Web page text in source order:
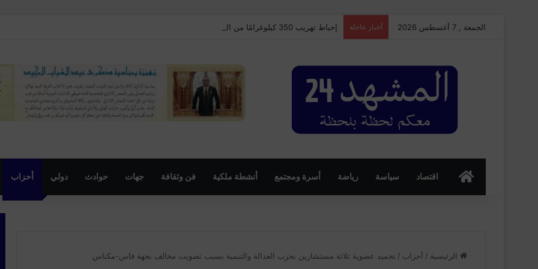
الجمعة , 7 أغسطس 2026 أخبار عاجلة إحباط تهريب 350 كيلوغرامًا من الشيرا بميناء طنجة المتوسط وتوقيف سائق شاحنة للنقل الدولي
الرئسيةاقتصاد سياسة رياضة أسرة ومجتمع أنشطة ملكية فن وثقافة جهات حوادث دولي أحزاب
الرئيسية / أحزاب / تجميد عضوية ثلاثة مستشارين بحزب العدالة والتنمية بسبب تصويت مخالف بجهة فاس-مكناس